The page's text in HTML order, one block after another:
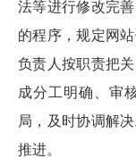
法等进行修改完
的程序，规定网
负责人按职责把
成分工明确、审
局，及时协调解
推进。